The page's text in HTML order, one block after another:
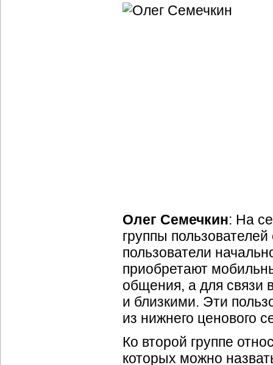
Олег Семечкин: На
группы
пользователи
приобретают
общения, а для связи
и близкими. Эти
из нижнего ценового
Ко второй группе
которых можно